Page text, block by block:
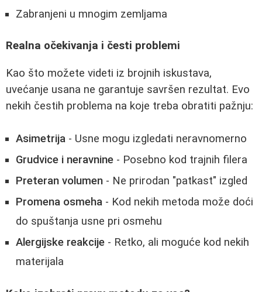
Zabranjeni u mnogim zemljama
Realna očekivanja i česti problemi
Kao što možete videti iz brojnih iskustava,
uvećanje usana ne garantuje savršen rezultat. Evo
nekih čestih problema na koje treba obratiti pažnju:
Asimetrija - Usne mogu izgledati neravnomerno
Grudvice i neravnine - Posebno kod trajnih filera
Preteran volumen - Ne prirodan "patkast" izgled
Promena osmeha - Kod nekih metoda može doći
do spuštanja usne pri osmehu
Alergijske reakcije - Retko, ali moguće kod nekih
materijala